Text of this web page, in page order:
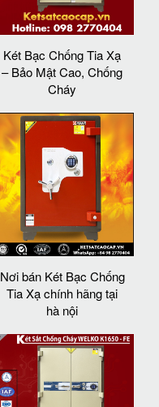
Két Bạc Chống Tia Xạ
– Bảo Mật Cao, Chống
Cháy
Nơi bán Két Bạc Chống
Tia Xạ chính hãng tại
hà nội